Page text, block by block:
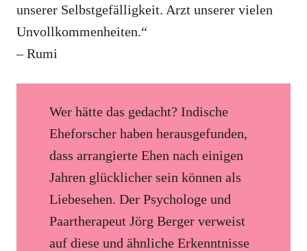
unserer Selbstgefälligkeit. Arzt unserer vielen
Unvollkommenheiten.“
– Rumi
Wer hätte das gedacht? Indische
Eheforscher haben herausgefunden,
dass arrangierte Ehen nach einigen
Jahren glücklicher sein können als
Liebesehen. Der Psychologe und
Paartherapeut Jörg Berger verweist
auf diese und ähnliche Erkenntnisse